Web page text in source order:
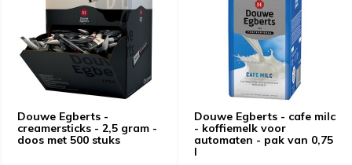
Douwe Egberts -
creamersticks - 2,5 gram -
doos met 500 stuks
Douwe Egberts - cafe milc
- koffiemelk voor
automaten - pak van 0,75
l